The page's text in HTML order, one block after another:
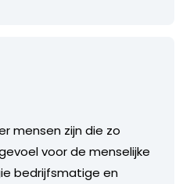
mensen zijn die zo
voor de menselijke
bedrijfsmatige en